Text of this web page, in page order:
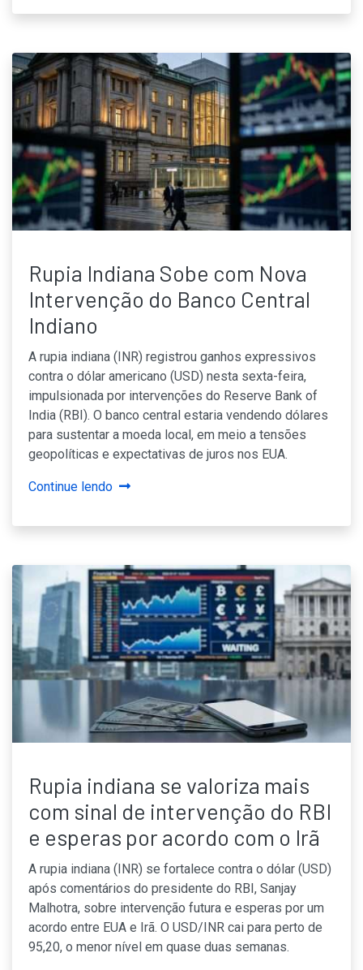
Rupia Indiana Sobe com Nova
Intervenção do Banco Central
Indiano
A rupia indiana (INR) registrou ganhos expressivos
contra o dólar americano (USD) nesta sexta-feira,
impulsionada por intervenções do Reserve Bank of
India (RBI). O banco central estaria vendendo dólares
para sustentar a moeda local, em meio a tensões
geopolíticas e expectativas de juros nos EUA.
Continue lendo
Rupia indiana se valoriza mais
com sinal de intervenção do RBI
e esperas por acordo com o Irã
A rupia indiana (INR) se fortalece contra o dólar (USD)
após comentários do presidente do RBI, Sanjay
Malhotra, sobre intervenção futura e esperas por um
acordo entre EUA e Irã. O USD/INR cai para perto de
95,20, o menor nível em quase duas semanas.